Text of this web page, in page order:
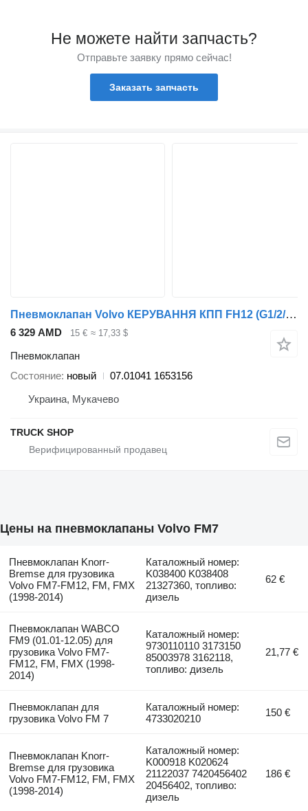
Не можете найти запчасть?
Отправьте заявку прямо сейчас!
Заказать запчасть
Пневмоклапан Volvo КЕРУВАННЯ КПП FH12 (G1/2/3/4) 1653156 CMG 07.01041 для грузовика Volvo FM7/9/10/12// FH12/16
6 329 AMD 15 € ≈ 17,33 $
Пневмоклапан
Состояние новый
07.01041 1653156
Украина, Мукачево
TRUCK SHOP
Цены на пневмоклапаны Volvo FM7
Пневмоклапан Knorr-
Bremse для грузовика
Volvo FM7-FM12, FM, FMX
(1998-2014)
Каталожный номер:
K038400 K038408
21327360, топливо:
дизель
62 €
Пневмоклапан WABCO
FM9 (01.01-12.05) для
грузовика Volvo FM7-
FM12, FM, FMX (1998-
2014)
Каталожный номер:
9730110110 3173150
85003978 3162118,
топливо: дизель
21,77 €
Пневмоклапан для
грузовика Volvo FM 7
Каталожный номер:
4733020210
150 €
Пневмоклапан Knorr-
Bremse для грузовика
Volvo FM7-FM12, FM, FMX
(1998-2014)
Каталожный номер:
K000918 K020624
21122037 7420456402
20456402, топливо:
дизель
186 €